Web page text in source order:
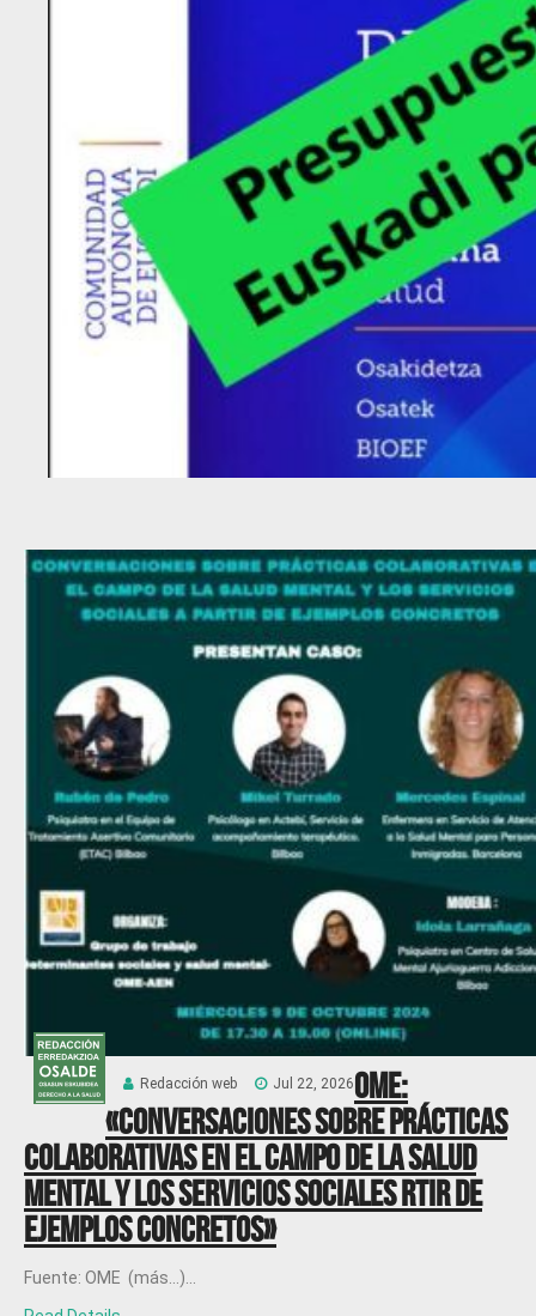
Redacción web Jul 22, 2026OME:
«Conversaciones sobre prácticas
colaborativas en el campo de la salud
mental y los servicios sociales RTIR DE
EJEMPLOS CONCRETOS»
Fuente: OME (más…)...